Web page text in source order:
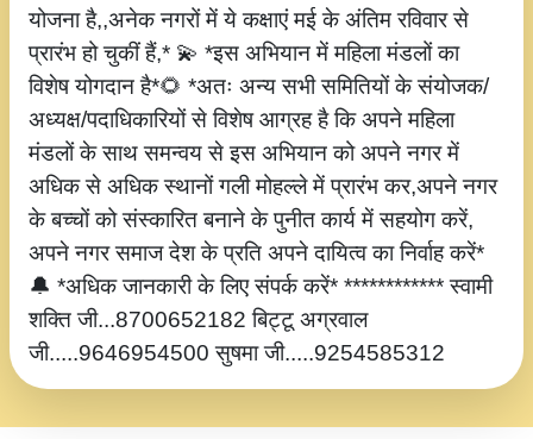
योजना है,,अनेक नगरों में ये कक्षाएं मई के अंतिम रविवार से
प्रारंभ हो चुकीं हैं,* 💫 *इस अभियान में महिला मंडलों का
विशेष योगदान है*🌻 *अतः अन्य सभी समितियों के संयोजक/
अध्यक्ष/पदाधिकारियों से विशेष आग्रह है कि अपने महिला
मंडलों के साथ समन्वय से इस अभियान को अपने नगर में
अधिक से अधिक स्थानों गली मोहल्ले में प्रारंभ कर,अपने नगर
के बच्चों को संस्कारित बनाने के पुनीत कार्य में सहयोग करें,
अपने नगर समाज देश के प्रति अपने दायित्व का निर्वाह करें*
🔔 *अधिक जानकारी के लिए संपर्क करें* ************ स्वामी
शक्ति जी...8700652182 बिट्टू अग्रवाल
जी.....9646954500 सुषमा जी.....9254585312